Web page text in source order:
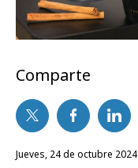
Comparte
jueves, 24 de octubre 2024